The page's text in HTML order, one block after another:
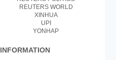
REUTERS WORLD
XINHUA
UPI
YONHAP
INFORMATION